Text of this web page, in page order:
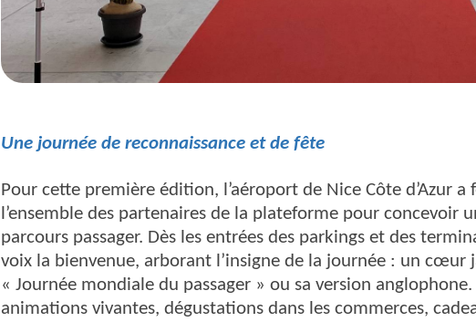
Une journée de reconnaissance et de fête
Pour cette première édition, l’aéroport de Nice Côte d’Azur
l’ensemble des partenaires de la plateforme pour concevoir
parcours passager. Dès les entrées des parkings et des
voix la bienvenue, arborant l’insigne de la journée : un cœur
« Journée mondiale du passager » ou sa version
animations vivantes, dégustations dans les commerces,